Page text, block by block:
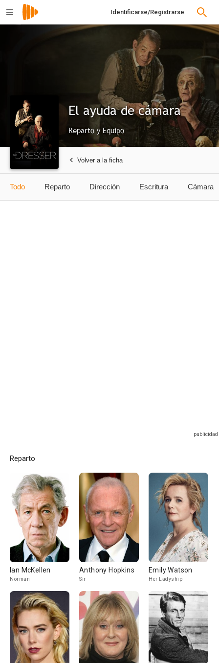
Identificarse/Registrarse
El ayuda de cámara
Reparto y Equipo
Volver a la ficha
Todo Reparto Dirección Escritura Cámara
Reparto
Ian McKellen
Norman
Anthony Hopkins
Sir
Emily Watson
Her Ladyship